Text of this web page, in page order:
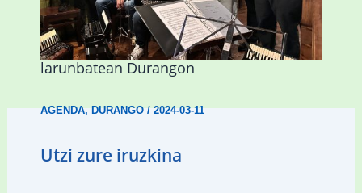
Herri Maite akordeoi taldeak S. Patrick
Irlandako patroia ospatuko du
larunbatean Durangon
AGENDA,DURANGO/2024-03-11
Utzi zure iruzkina